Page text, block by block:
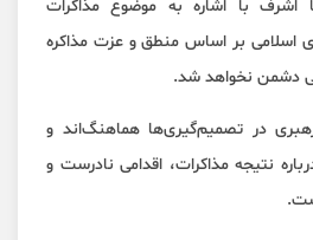
با اشاره به موضوع مذاکرات
اسلامی بر اساس منطق و عزت مذاکره
دشمن نخواهد شد.
در تصمیم‌گیری‌ها هماهنگ‌اند و
نتیجه مذاکرات، اقدامی نادرست و